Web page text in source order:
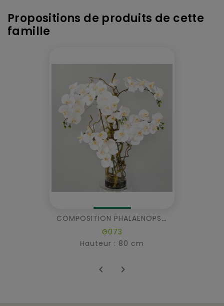
Propositions de produits de cette
famille
COMPOSITION PHALAENOPSIS
G073
Hauteur : 80 cm
 